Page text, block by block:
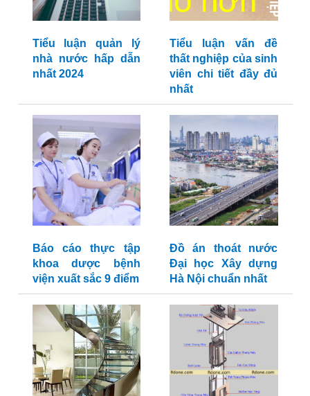
Tiểu luận quản lý
nhà nước hấp dẫn
nhất 2024
Tiểu luận vấn đề
thất nghiệp của sinh
viên chi tiết đầy đủ
nhất
Báo cáo thực tập
khoa dược bệnh
viện xuất sắc 9 điểm
Đồ án thoát nước
Đại học Xây dựng
Hà Nội chuẩn nhất